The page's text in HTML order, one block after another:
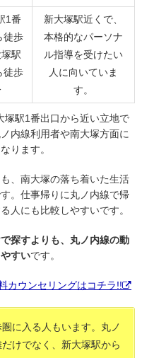
1番
徒歩
駅
徒歩
新大塚駅近くで、
本格的なパーソナ
ル指導を受けたい
人に向いていま
す。
塚駅1番出口から近い立地で
内線利用者や南大塚方面に
ります。
、南大塚の落ち着いた生活
。仕事帰りに丸ノ内線で帰
人にも比較しやすいです。
探すよりも、丸ノ内線の動
すいです。
カウンセリングはコチラ!!
に入る人もいます。丸ノ
けでなく、新大塚駅から